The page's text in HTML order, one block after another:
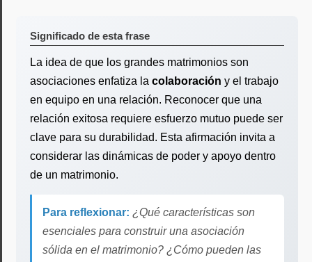
Significado de esta frase
La idea de que los grandes matrimonios son
asociaciones enfatiza la colaboración y el trabajo
en equipo en una relación. Reconocer que una
relación exitosa requiere esfuerzo mutuo puede ser
clave para su durabilidad. Esta afirmación invita a
considerar las dinámicas de poder y apoyo dentro
de un matrimonio.
Para reflexionar: ¿Qué características son
esenciales para construir una asociación
sólida en el matrimonio? ¿Cómo pueden las